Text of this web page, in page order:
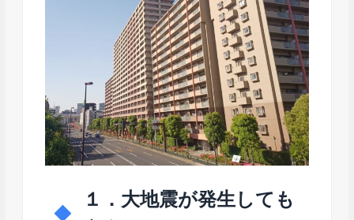
１．大地震が発生しても